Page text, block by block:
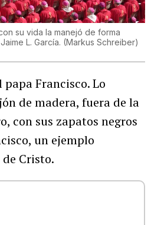
su vida la manejó de forma
L. García. (Markus Schreiber)
Francisco. Lo
de madera, fuera de la
con sus zapatos negros
un ejemplo
Cristo.